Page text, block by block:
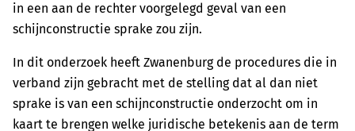
in een aan de rechter voorgelegd geval van een
schijnconstructie sprake zou zijn.
In dit onderzoek heeft Zwanenburg de procedures die in
verband zijn gebracht met de stelling dat al dan niet
sprake is van een schijnconstructie onderzocht om in
kaart te brengen welke juridische betekenis aan de term